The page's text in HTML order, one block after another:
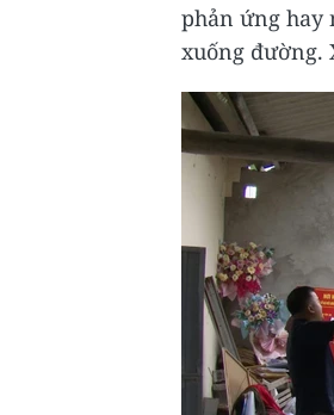
phản ứng hay
xuống đường.